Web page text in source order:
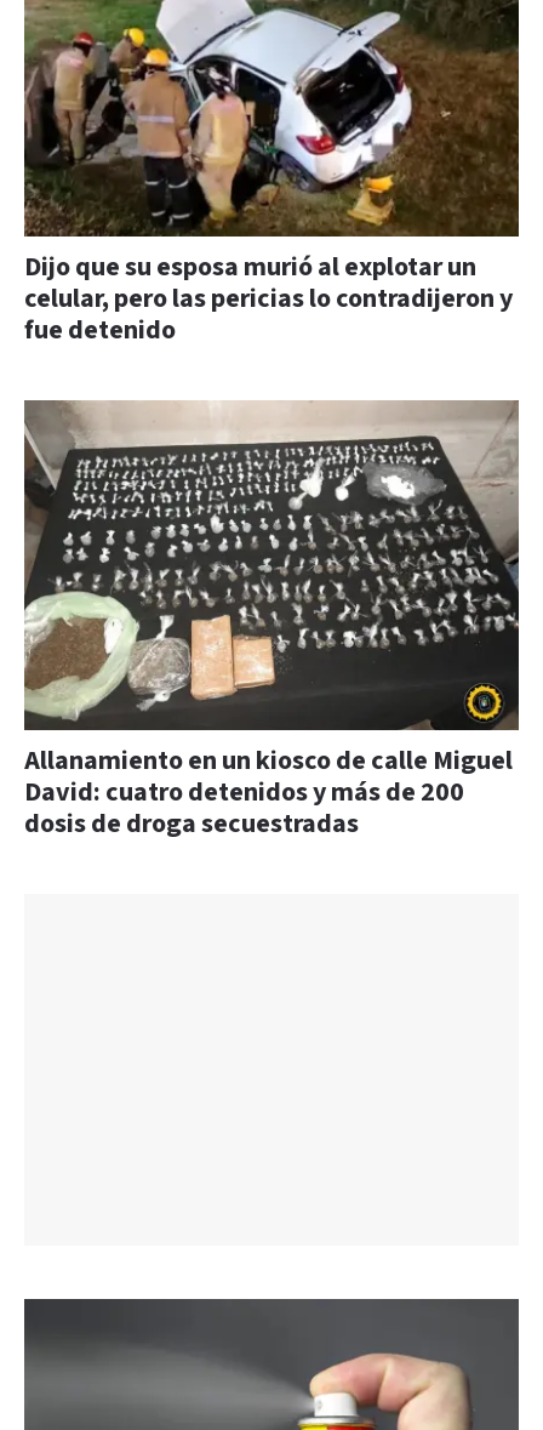
Dijo que su esposa murió al explotar un
celular, pero las pericias lo contradijeron y
fue detenido
Allanamiento en un kiosco de calle Miguel
David: cuatro detenidos y más de 200
dosis de droga secuestradas